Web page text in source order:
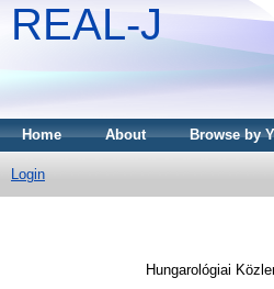
REAL-J
Home About Browse by
Login
Hungarológiai